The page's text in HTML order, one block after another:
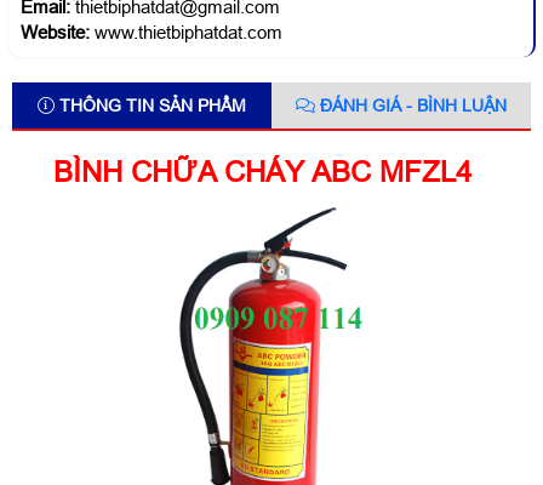
Email:thietbiphatdat@gmail.com
Website:www.thietbiphatdat.com
THÔNG TIN SẢN PHẨM ĐÁNH GIÁ - BÌNH LUẬN
BÌNH CHỮA CHÁY ABC MFZL4